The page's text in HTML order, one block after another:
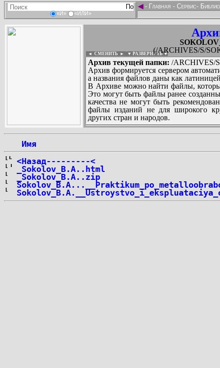
«И» «ИЛИ»
◄- Главная - Сервис-
(/ARCHIVES/S/
◄ СМЕНИТЬ ► ▼ РАЗВЕРНУТЬ ▼
Архив текущей папки: /ARCHIVES/
Архив формируется сервером
а названия файлов даны как
В Архиве можно найти файлы,
Это могут быть файлы ранее
качества не могут быть
файлы изданий не для широкого
других стран и народов.
Имя
<Назад---------<
_Sokolov_B.A..html
_Sokolov_B.A..zip